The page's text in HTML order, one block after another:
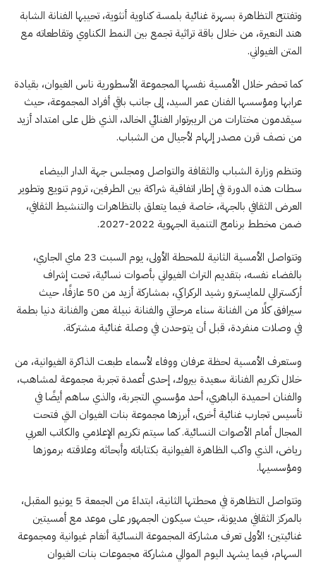
وتفتتح التظاهرة بسهرة غنائية بلمسة كناوية أنثوية، تحييها الفنانة الشابة
هند النعيرة، من خلال باقة تراثية تجمع بين النمط الكناوي وتقاطعاته مع
المتن الغيواني.
كما تحضر خلال الأمسية نفسها المجموعة الأسطورية ناس الغيوان، بقيادة
عرابها ومؤسسها الفنان عمر السيد، إلى جانب باقي أفراد المجموعة، حيث
سيقدمون مختارات من الريبرتوار الغنائي الخالد، الذي ظل على امتداد أزيد
من نصف قرن مصدر إلهام لأجيال من الشباب.
وتنظم وزارة الشباب والثقافة والتواصل ومجلس جهة الدار البيضاء
سطات هذه الدورة في إطار اتفاقية شراكة بين الطرفين، تروم تنويع وتطوير
العرض الثقافي بالجهة، خاصة فيما يتعلق بالتظاهرات والتنشيط الثقافي،
ضمن مخطط برنامج التنمية الجهوية 2022-2027.
وتتواصل الأمسية الثانية للمحطة الأولى، يوم السبت 23 ماي الجاري،
بالفضاء نفسه، بتقديم التراث الغيواني بأصوات نسائية، تحت إشراف
أركسترالي للمايسترو رشيد الركراكي، بمشاركة أزيد من 50 عازفًا، حيث
سيرافق كلًا من الفنانة سناء مرحاتي والفنانة نبيلة معن والفنانة دنيا بطمة
في وصلات منفردة، قبل أن يتوحدن في وصلة غنائية مشتركة.
وستعرف الأمسية لحظة عرفان ووفاء لأسماء طبعت الذاكرة الغيوانية، من
خلال تكريم الفنانة سعيدة بيروك، إحدى أعمدة تجربة مجموعة لمشاهب،
والفنان احميدة الباهري، أحد مؤسسي التجربة، والذي ساهم أيضًا في
تأسيس تجارب غنائية أخرى، أبرزها مجموعة بنات الغيوان التي فتحت
المجال أمام الأصوات النسائية. كما سيتم تكريم الإعلامي والكاتب العربي
رياض، الذي واكب الظاهرة الغيوانية بكتاباته وأبحاثه وعلاقته برموزها
ومؤسسيها.
وتتواصل التظاهرة في محطتها الثانية، ابتداءً من الجمعة 5 يونيو المقبل،
بالمركز الثقافي مديونة، حيث سيكون الجمهور على موعد مع أمسيتين
غنائيتين؛ الأولى تعرف مشاركة المجموعة النسائية أنغام غيوانية ومجموعة
السهام، فيما يشهد اليوم الموالي مشاركة مجموعات بنات الغيوان